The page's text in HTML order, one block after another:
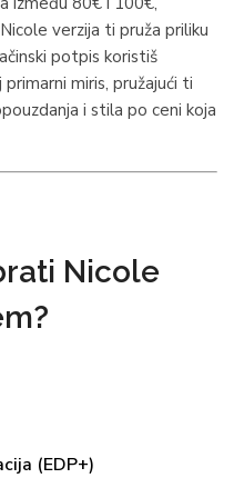
verzija ti pruža priliku
potpis koristiš
miris, pružajući ti
i stila po ceni koja
Nicole
(EDP+)